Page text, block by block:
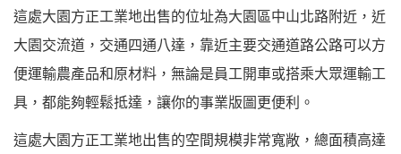
這處大園方正工業地出售的位址為大園區中山北路附近，近
大園交流道，交通四通八達，靠近主要交通道路公路可以方
便運輸農產品和原材料，無論是員工開車或搭乘大眾運輸工
具，都能夠輕鬆抵達，讓你的事業版圖更便利。
這處大園方正工業地出售的空間規模非常寬敞，總面積高達